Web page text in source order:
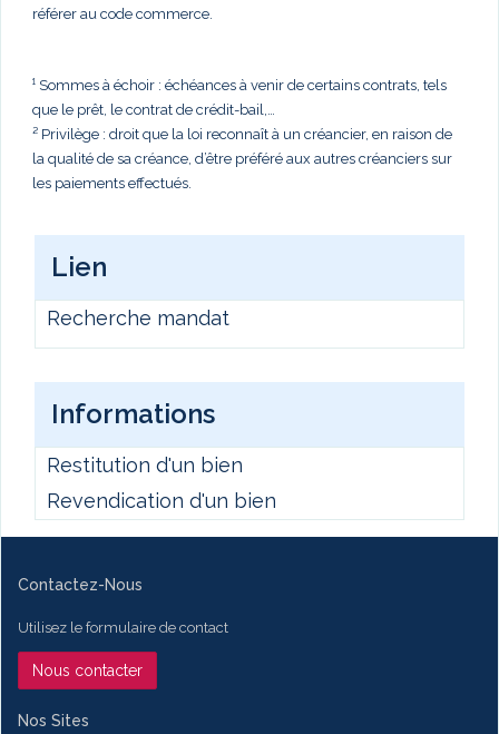
référer au code commerce.
¹ Sommes à échoir : échéances à venir de certains contrats, tels
que le prêt, le contrat de crédit-bail,…
² Privilège : droit que la loi reconnaît à un créancier, en raison de
la qualité de sa créance, d’être préféré aux autres créanciers sur
les paiements effectués.
Lien
Recherche mandat
Informations
Restitution d'un bien
Revendication d'un bien
Contactez-Nous
Utilisez le formulaire de contact
Nous contacter
Nos Sites